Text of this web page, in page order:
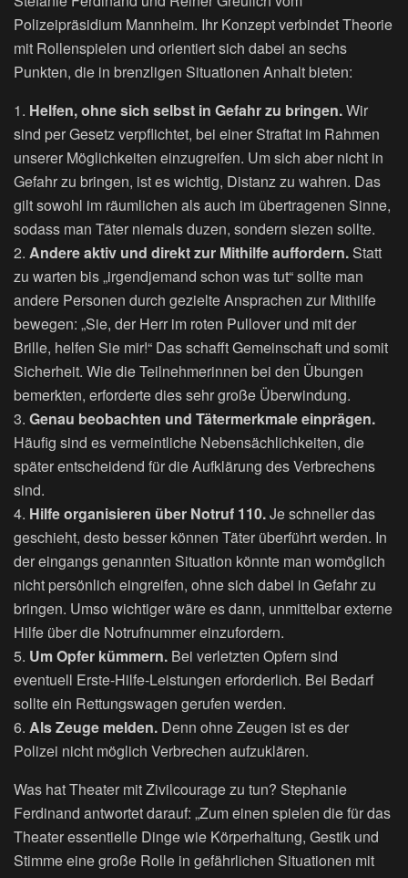
Polizeipräsidium Mannheim. Ihr Konzept verbindet Theorie
mit Rollenspielen und orientiert sich dabei an sechs
Punkten, die in brenzligen Situationen Anhalt bieten:
1. Helfen, ohne sich selbst in Gefahr zu bringen.Wir
sind per Gesetz verpflichtet, bei einer Straftat im Rahmen
unserer Möglichkeiten einzugreifen. Um sich aber nicht in
Gefahr zu bringen, ist es wichtig, Distanz zu wahren. Das
gilt sowohl im räumlichen als auch im übertragenen Sinne,
sodass man Täter niemals duzen, sondern siezen sollte.
2. Andere aktiv und direkt zur Mithilfe auffordern. Statt
zu warten bis „irgendjemand schon was tut“ sollte man
andere Personen durch gezielte Ansprachen zur Mithilfe
bewegen: „Sie, der Herr im roten Pullover und mit der
Brille, helfen Sie mir!“ Das schafft Gemeinschaft und somit
Sicherheit. Wie die Teilnehmerinnen bei den Übungen
bemerkten, erforderte dies sehr große Überwindung.
3. Genau beobachten und Tätermerkmale einprägen.
Häufig sind es vermeintliche Nebensächlichkeiten, die
später entscheidend für die Aufklärung des Verbrechens
sind.
4. Hilfe organisieren über Notruf 110.Je schneller das
geschieht, desto besser können Täter überführt werden. In
der eingangs genannten Situation könnte man womöglich
nicht persönlich eingreifen, ohne sich dabei in Gefahr zu
bringen. Umso wichtiger wäre es dann, unmittelbar externe
Hilfe über die Notrufnummer einzufordern.
5. Um Opfer kümmern. Bei verletzten Opfern sind
eventuell Erste-Hilfe-Leistungen erforderlich. Bei Bedarf
sollte ein Rettungswagen gerufen werden.
6. Als Zeuge melden. Denn ohne Zeugen ist es der
Polizei nicht möglich Verbrechen aufzuklären.
Was hat Theater mit Zivilcourage zu tun? Stephanie
Ferdinand antwortet darauf: „Zum einen spielen die für das
Theater essentielle Dinge wie Körperhaltung, Gestik und
Stimme eine große Rolle in gefährlichen Situationen mit